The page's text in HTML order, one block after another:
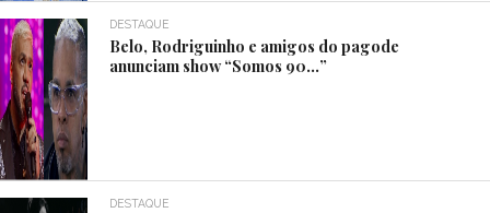
DESTAQUE
Belo, Rodriguinho e amigos do pagode
anunciam show “Somos 90…”
DESTAQUE